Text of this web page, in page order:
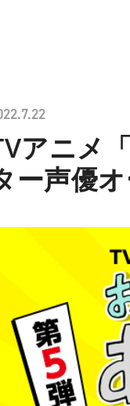
アニメ
ー声優